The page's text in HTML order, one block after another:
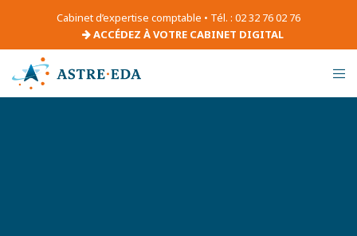
Cabinet d’expertise comptable • Tél. : 02 32 76 02 76
ACCÉDEZ À VOTRE CABINET DIGITAL